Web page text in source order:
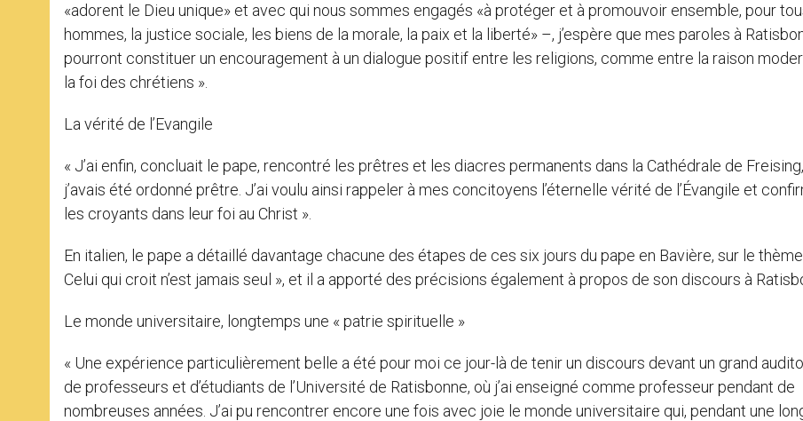
«adorent le Dieu unique» et avec qui nous sommes engagés «à protéger et à promouvoir ensemble, pour
hommes, la justice sociale, les biens de la morale, la paix et la liberté» –, j’espère que mes paroles à
pourront constituer un encouragement à un dialogue positif entre les religions, comme entre la raison
la foi des chrétiens ».
La vérité de l’Evangile
« J’ai enfin, concluait le pape, rencontré les prêtres et les diacres permanents dans la Cathédrale de
j’avais été ordonné prêtre. J’ai voulu ainsi rappeler à mes concitoyens l’éternelle vérité de l’Évangile et
les croyants dans leur foi au Christ ».
En italien, le pape a détaillé davantage chacune des étapes de ces six jours du pape en Bavière, sur le thème
Celui qui croit n’est jamais seul », et il a apporté des précisions également à propos de son discours à
Le monde universitaire, longtemps une « patrie spirituelle »
« Une expérience particulièrement belle a été pour moi ce jour-là de tenir un discours devant un grand
de professeurs et d’étudiants de l’Université de Ratisbonne, où j’ai enseigné comme professeur pendant de
nombreuses années. J’ai pu rencontrer encore une fois avec joie le monde universitaire qui, pendant une